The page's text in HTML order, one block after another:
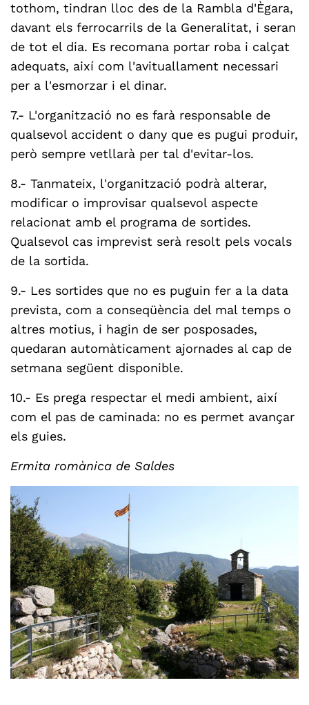
tothom, tindran lloc des de la Rambla d'Ègara,
davant els ferrocarrils de la Generalitat, i seran
de tot el dia. Es recomana portar roba i calçat
adequats, així com l'avituallament necessari
per a l'esmorzar i el dinar.
7.- L'organització no es farà responsable de
qualsevol accident o dany que es pugui produir,
però sempre vetllarà per tal d'evitar-los.
8.- Tanmateix, l'organització podrà alterar,
modificar o improvisar qualsevol aspecte
relacionat amb el programa de sortides.
Qualsevol cas imprevist serà resolt pels vocals
de la sortida.
9.- Les sortides que no es puguin fer a la data
prevista, com a conseqüència del mal temps o
altres motius, i hagin de ser posposades,
quedaran automàticament ajornades al cap de
setmana següent disponible.
10.- Es prega respectar el medi ambient, així
com el pas de caminada: no es permet avançar
els guies.
Ermita romànica de Saldes